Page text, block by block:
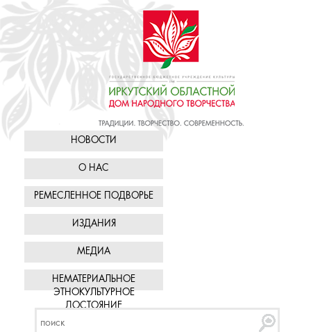
НОВОСТИ
О НАС
РЕМЕСЛЕННОЕ ПОДВОРЬЕ
ИЗДАНИЯ
МЕДИА
НЕМАТЕРИАЛЬНОЕ
ЭТНОКУЛЬТУРНОЕ
ДОСТОЯНИЕ